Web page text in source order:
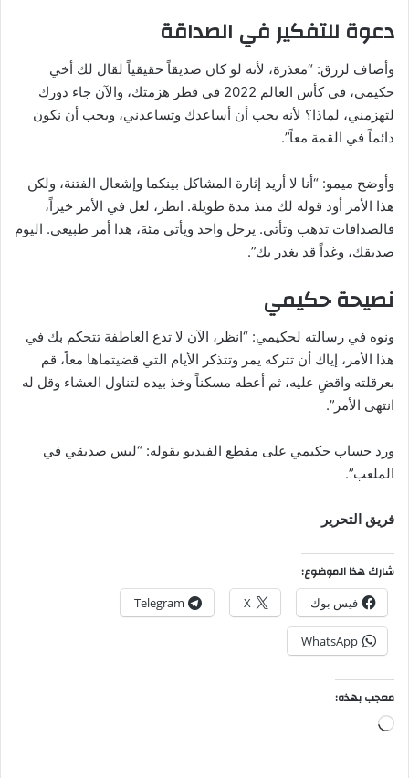
دعوة للتفكير في الصداقة
وأضاف لزرق: “معذرة، لأنه لو كان صديقاً حقيقياً لقال لك أخي
حكيمي، في كأس العالم 2022 في قطر هزمتك، والآن جاء دورك
لتهزمني، لماذا؟ لأنه يجب أن أساعدك وتساعدني، ويجب أن نكون
دائماً في القمة معاً”.
وأوضح ميمو: “أنا لا أريد إثارة المشاكل بينكما وإشعال الفتنة، ولكن
هذا الأمر أود قوله لك منذ مدة طويلة. انظر، لعل في الأمر خيراً،
فالصداقات تذهب وتأتي. يرحل واحد ويأتي مئة، هذا أمر طبيعي. اليوم
صديقك، وغداً قد يغدر بك”.
نصيحة حكيمي
ونوه في رسالته لحكيمي: “انظر، الآن لا تدع العاطفة تتحكم بك في
هذا الأمر، إياك أن تتركه يمر وتتذكر الأيام التي قضيتماها معاً، قم
بعرقلته واقضِ عليه، ثم أعطه مسكناً وخذ بيده لتناول العشاء وقل له
انتهى الأمر”.
ورد حساب حكيمي على مقطع الفيديو بقوله: “ليس صديقي في
الملعب”.
فريق التحرير
شارك هذا الموضوع:
فيس بوك X
Telegram
WhatsApp
معجب بهذه:
جاري